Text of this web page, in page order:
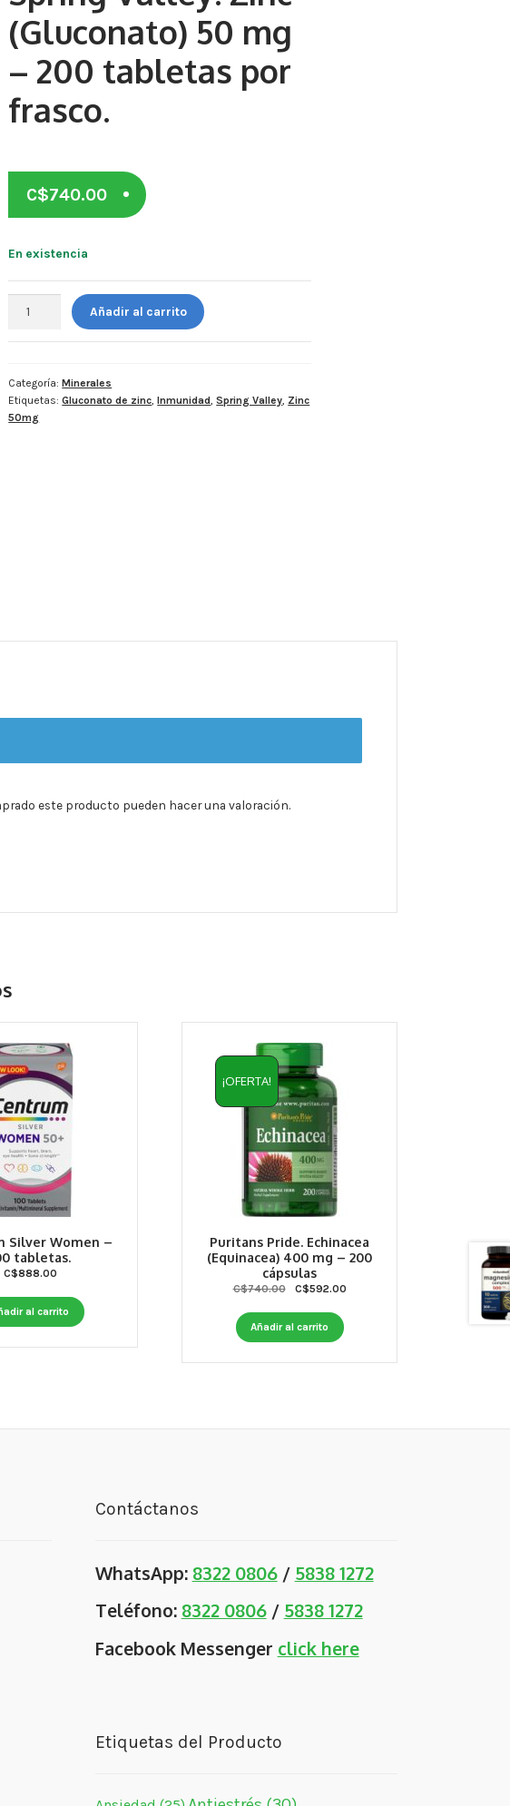
(Gluconato) 50 mg
– 200 tabletas por
frasco.
C$740.00
En existencia
Zinc
50
mg
-
Añadir al carrito
Categoría:Minerales
Etiquetas:Gluconato de zinc ,Inmunidad ,Spring Valley Zinc
50mg
este producto pueden hacer una valoración.
Silver Women –
tabletas.
C$888.00
al carrito
Puritans Pride. Echinacea
(Equinacea) 400 mg – 200
cápsulas
¡OFERTA!
C$740.00
Original
was:
C$740.00.
C$592.00Current
Añadir al carrito
Contáctanos
WhatsApp: 8322 0806/ 5838 1272
Teléfono: 8322 0806/ 5838 1272
Facebook Messenger click here
Etiquetas del Producto